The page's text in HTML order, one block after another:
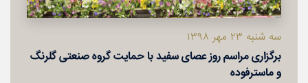
سه شنبه ۲۳ مهر ۱۳۹۸
برگزاری مراسم روز عصای سفید با حمایت گروه صنعتی گلرنگ
و ماسترفوده